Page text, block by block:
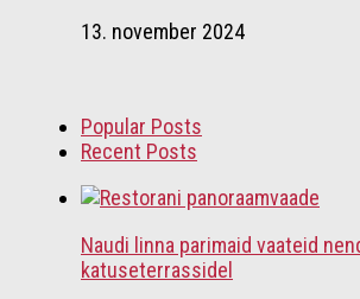
13. november 2024
Popular Posts
Recent Posts
Naudi linna parimaid vaateid
katuseterrassidel